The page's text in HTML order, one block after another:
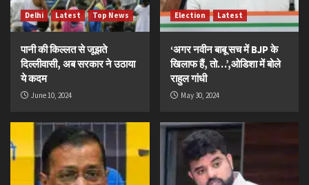
Delhi Latest Top News
पानी की किल्लत से जूझते
दिल्लीवासी, अब सरकार ने उठाया
ये कदम
June 10, 2024
Election Latest
‘अगर नवीन बाबू सच में BJP के
खिलाफ हैं, तो…’,ओडिशा में बोले
राहुल गांधी
May 30, 2024